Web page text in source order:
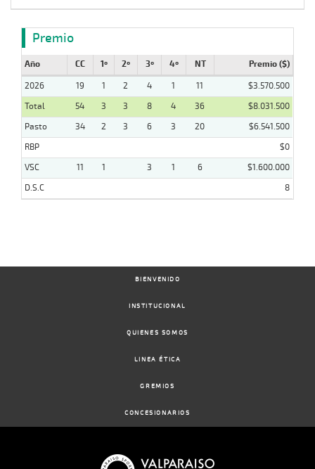
Premio
Año CC 1º 2º 3º 4º NT Premio ($)
2026 19 1 2 4 1 11
$3.570.500
Total
54 3 3 8 4 36
$8.031.500
Pasto
34 2 3 6 3 20
$6.541.500
RBP
$0
VSC
11 1 3 1 6
$1.600.000
D.S.C
8
BIENVENIDO
INSTITUCIONAL
QUIENES SOMOS
LINEA ÉTICA
GREMIOS
CONCESIONARIOS